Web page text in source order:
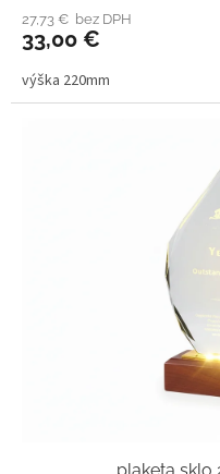
27,73 € bez DPH
33,00 €
výška 220mm